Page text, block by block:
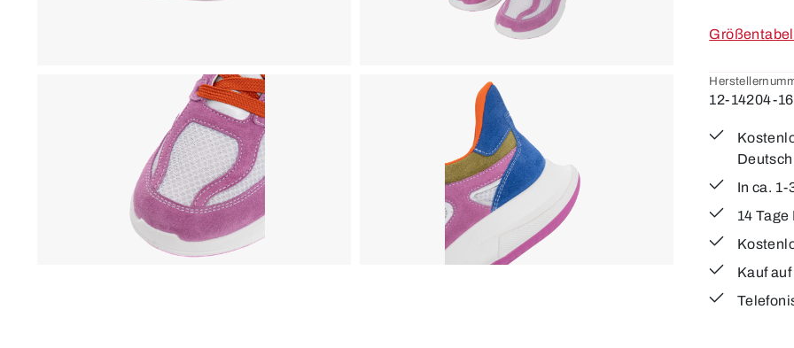
12-14204-16
In ca. 1-
14
Kauf